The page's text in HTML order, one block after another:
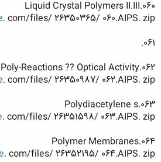
060.Liquid Crystal Polymers II.III
. com/files/ 26350365/ 060.AIPS. zip
061.
062.Initiators ?? Poly-Reactions ?? Optical Activity
. com/files/ 26350987/ 062.AIPS. zip
063.Polydiacetylene s
. com/files/ 26351598/ 063.AIPS. zip
064.Polymer Membranes
. com/files/ 26352195/ 064.AIPS. zip